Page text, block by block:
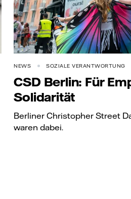
NEWS SOZIALE VERANTWORTUNG
CSD Berlin: Für
Solidarität
Berliner Christopher Street
waren dabei.